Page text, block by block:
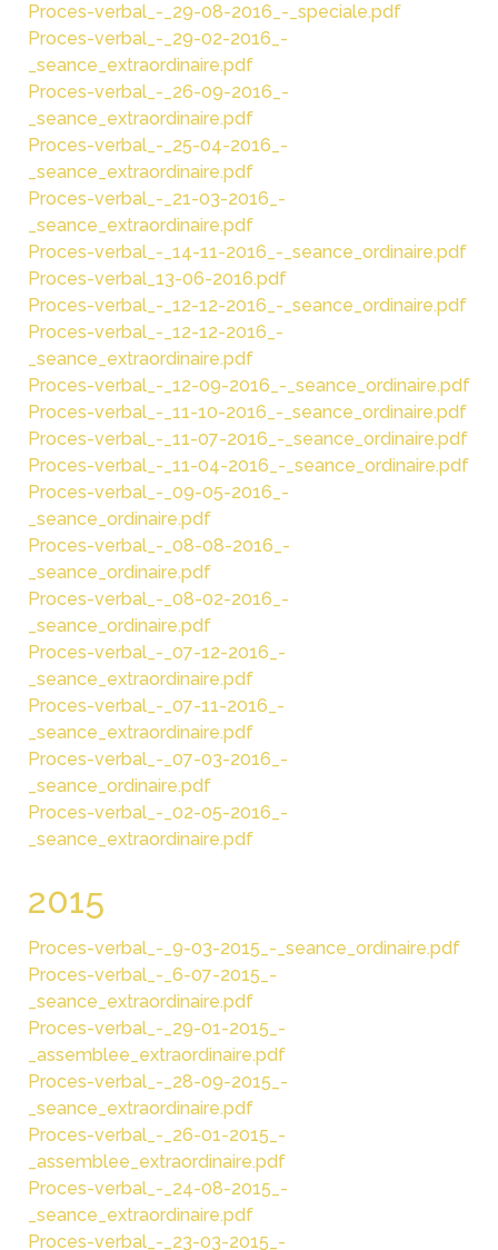
Proces-verbal_-_29-08-2016_-_speciale.pdf
Proces-verbal_-_29-02-2016_-
_seance_extraordinaire.pdf
Proces-verbal_-_26-09-2016_-
_seance_extraordinaire.pdf
Proces-verbal_-_25-04-2016_-
_seance_extraordinaire.pdf
Proces-verbal_-_21-03-2016_-
_seance_extraordinaire.pdf
Proces-verbal_-_14-11-2016_-_seance_ordinaire.pdf
Proces-verbal_13-06-2016.pdf
Proces-verbal_-_12-12-2016_-_seance_ordinaire.pdf
Proces-verbal_-_12-12-2016_-
_seance_extraordinaire.pdf
Proces-verbal_-_12-09-2016_-_seance_ordinaire.pdf
Proces-verbal_-_11-10-2016_-_seance_ordinaire.pdf
Proces-verbal_-_11-07-2016_-_seance_ordinaire.pdf
Proces-verbal_-_11-04-2016_-_seance_ordinaire.pdf
Proces-verbal_-_09-05-2016_-
_seance_ordinaire.pdf
Proces-verbal_-_08-08-2016_-
_seance_ordinaire.pdf
Proces-verbal_-_08-02-2016_-
_seance_ordinaire.pdf
Proces-verbal_-_07-12-2016_-
_seance_extraordinaire.pdf
Proces-verbal_-_07-11-2016_-
_seance_extraordinaire.pdf
Proces-verbal_-_07-03-2016_-
_seance_ordinaire.pdf
Proces-verbal_-_02-05-2016_-
_seance_extraordinaire.pdf
2015
Proces-verbal_-_9-03-2015_-_seance_ordinaire.pdf
Proces-verbal_-_6-07-2015_-
_seance_extraordinaire.pdf
Proces-verbal_-_29-01-2015_-
_assemblee_extraordinaire.pdf
Proces-verbal_-_28-09-2015_-
_seance_extraordinaire.pdf
Proces-verbal_-_26-01-2015_-
_assemblee_extraordinaire.pdf
Proces-verbal_-_24-08-2015_-
_seance_extraordinaire.pdf
Proces-verbal_-_23-03-2015_-